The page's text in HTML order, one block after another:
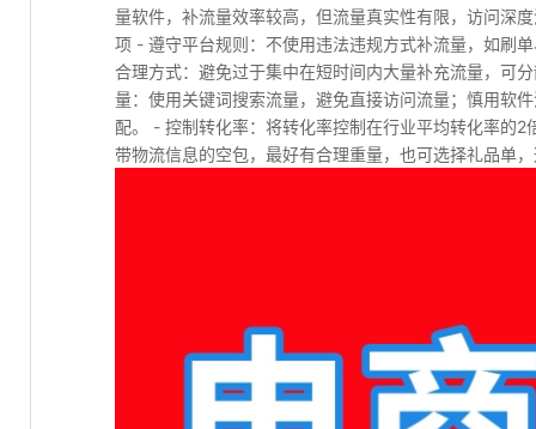
量软件，补流量效率较高，但流量真实性有限，访问深
项 - 遵守平台规则：不使用违法违规方式补流量，如刷
合理方式：避免过于集中在短时间内大量补充流量，可
量：使用关键词搜索流量，避免直接访问流量；慎用软
配。 - 控制转化率：将转化率控制在行业平均转化率的
带物流信息的空包，最好有合理重量，也可选择礼品单